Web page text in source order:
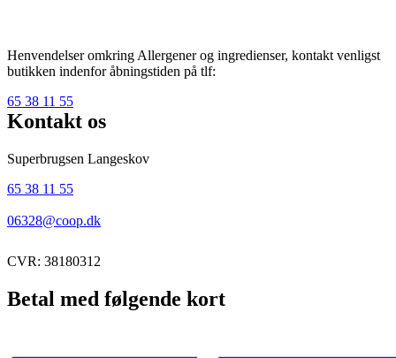
Henvendelser omkring Allergener og ingredienser, kontakt venligst
butikken indenfor åbningstiden på tlf:
65 38 11 55
Kontakt os
Superbrugsen Langeskov
65 38 11 55
06328@coop.dk
CVR: 38180312
Betal med følgende kort